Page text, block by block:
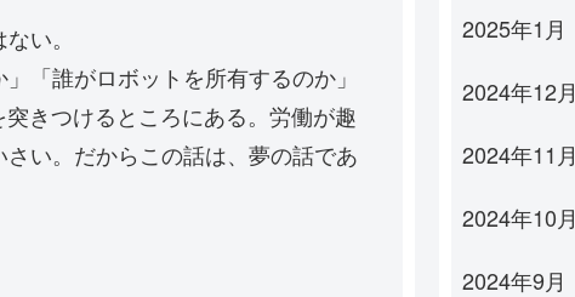
い。
「誰がロボットを所有するのか」
きつけるところにある。労働が趣
い。だからこの話は、夢の話であ
2025年1月
2024年12月
2024年11月
2024年10月
2024年9月